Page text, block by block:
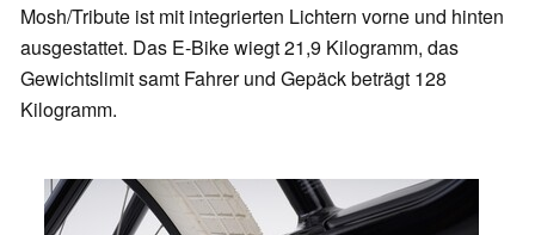
Mosh/Tribute ist mit integrierten Lichtern vorne und hinten
ausgestattet. Das E-Bike wiegt 21,9 Kilogramm, das
Gewichtslimit samt Fahrer und Gepäck beträgt 128
Kilogramm.